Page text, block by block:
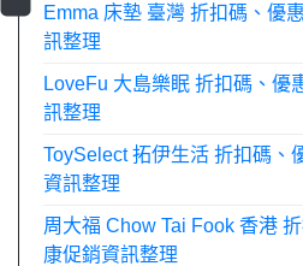
Emma 床墊 臺灣 折扣碼、優
訊整理
LoveFu 大島樂眠 折扣碼、優
訊整理
ToySelect 拓伊生活 折扣碼、
資訊整理
周大福 Chow Tai Fook 香港
康促銷資訊整理